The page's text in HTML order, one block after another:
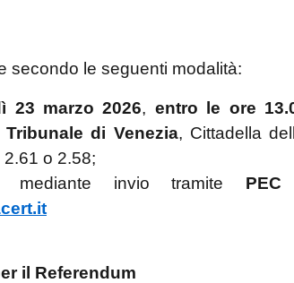
secondo le seguenti modalità:
23 marzo 2026, entro le ore
di Venezia, Cittadella
o 2.58;
mediante invio tramite PEC
il Referendum